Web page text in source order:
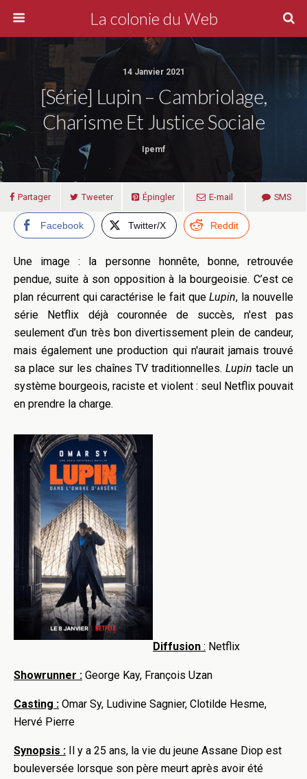
La colonie du Web
14 Janvier 2021
[Série] Lupin – Cambriolage,
Charisme Et Justice Sociale
Ipemf
Partager Tweeter Épingler E-mail SMS
Facebook Twitter/X Reddit
Une image : la personne honnête, bonne, retrouvée
pendue, suite à son opposition à la bourgeoisie. C’est ce
plan récurrent qui caractérise le fait queLupin, la nouvelle
série Netflix déjà couronnée de succès, n'est pas
seulement d’un très bon divertissement plein de candeur,
mais également une production qui n'aurait jamais trouvé
sa place sur les chaînes TV traditionnelles.Lupin tacle un
système bourgeois, raciste et violent : seul Netflix pouvait
en prendre la charge.
Diffusion : Netflix
Showrunner : George Kay, François Uzan
Casting : Omar Sy, Ludivine Sagnier, Clotilde Hesme,
Hervé Pierre
Synopsis : Il y a 25 ans, la vie du jeune Assane Diop est
bouleversée lorsque son père meurt après avoir été